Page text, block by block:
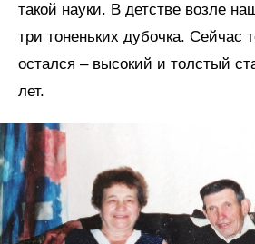
такой науки. В детстве возле
три тоненьких дубочка. Сейчас
остался – высокий и толстый
лет.